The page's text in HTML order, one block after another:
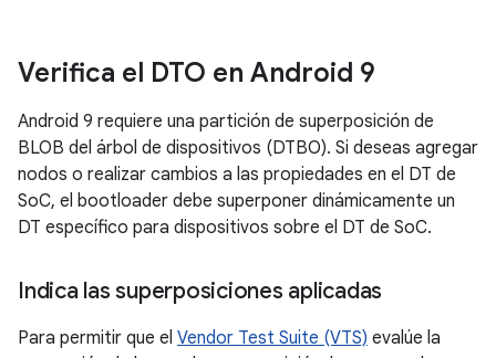
Verifica el DTO en Android 9
Android 9 requiere una partición de superposición de
BLOB del árbol de dispositivos (DTBO). Si deseas agregar
nodos o realizar cambios a las propiedades en el DT de
SoC, el bootloader debe superponer dinámicamente un
DT específico para dispositivos sobre el DT de SoC.
Indica las superposiciones aplicadas
Para permitir que el Vendor Test Suite (VTS) evalúe la